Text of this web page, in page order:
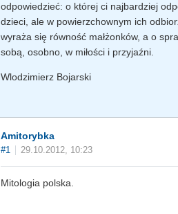
odpowiedzieć: o której ci najbardziej
dzieci, ale w powierzchownym ich
wyraża się równość małżonków, a o
sobą, osobno, w miłości i przyjaźni.
Wlodzimierz Bojarski
Amitorybka
#1 29.10.2012, 10:23
Mitologia polska.